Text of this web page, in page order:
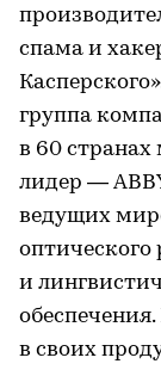
спама и
группа
в 60
лидер —
ведущих
оптического
и
в своих